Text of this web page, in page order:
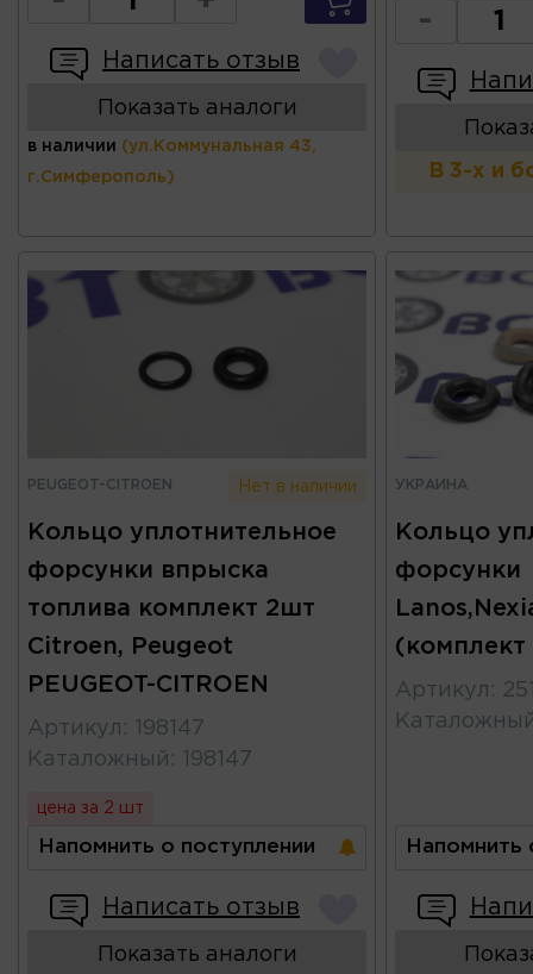
Написать отзыв
Показать аналоги
в наличии (ул.Коммунальная 43,
г.Симферополь)
-
В 3-х и
PEUGEOT-CITROEN Нет в наличии
Кольцо уплотнительное
форсунки впрыска
топлива комплект 2шт
Citroen, Peugeot
PEUGEOT-CITROEN
Артикул :
198147
Каталожный : 198147
цена за 2 шт
Напомнить о поступлении
Написать отзыв
Показать аналоги
УКРАИНА
Кольцо
форсунки
Артикул :
Напомнить